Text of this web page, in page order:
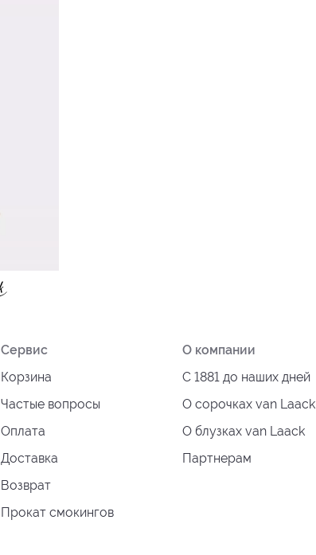
Сервис
Корзина
Частые вопросы
Оплата
Доставка
Возврат
Прокат смокингов
О компании
С 1881 до наших дней
О сорочках van Laack
О блузках van Laack
Партнерам